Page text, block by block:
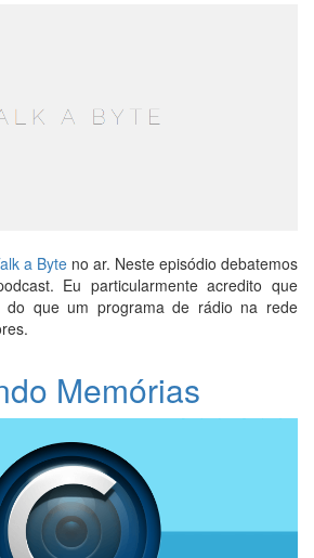
a Byte no ar. Neste episódio debatemos
Eu particularmente acredito que
do que um programa de rádio na rede
Memórias